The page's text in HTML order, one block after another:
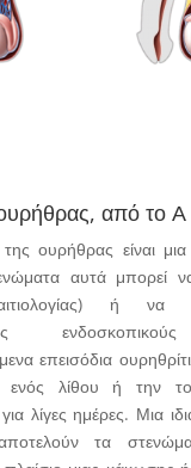
από το
ουρήθρας είναι
αυτά μπορεί να
ή να
επεισόδια
λίθου ή την
λίγες ημέρες. Μια
τα